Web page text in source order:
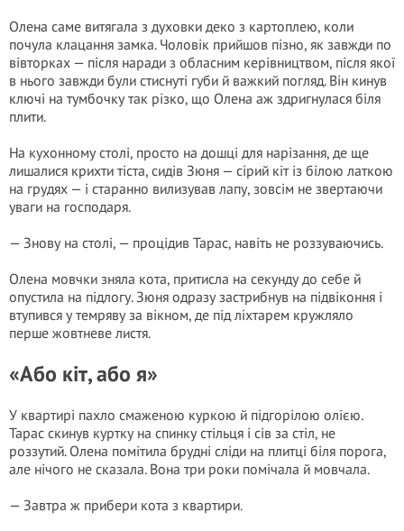
Олена саме витягала з духовки деко з картоплею, коли
почула клацання замка. Чоловік прийшов пізно, як завжди по
вівторках — після наради з обласним керівництвом, після якої
в нього завжди були стиснуті губи й важкий погляд. Він кинув
ключі на тумбочку так різко, що Олена аж здригнулася біля
плити.
На кухонному столі, просто на дошці для нарізання, де ще
лишалися крихти тіста, сидів Зюня — сірий кіт із білою латкою
на грудях — і старанно вилизував лапу, зовсім не звертаючи
уваги на господаря.
— Знову на столі, — процідив Тарас, навіть не роззуваючись.
Олена мовчки зняла кота, притисла на секунду до себе й
опустила на підлогу. Зюня одразу застрибнув на підвіконня і
втупився у темряву за вікном, де під ліхтарем кружляло
перше жовтневе листя.
«Або кіт, або я»
У квартирі пахло смаженою куркою й підгорілою олією.
Тарас скинув куртку на спинку стільця і сів за стіл, не
роззутий. Олена помітила брудні сліди на плитці біля порога,
але нічого не сказала. Вона три роки помічала й мовчала.
— Завтра ж прибери кота з квартири.